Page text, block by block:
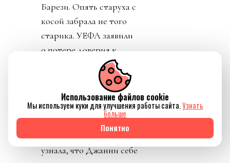
Барези. Опять старуха с
косой забрала не того
старика. УЕФА заявили
о потере доверия к
Инфантино. Как
говорится, Борман
понял, что проиграл. На
пятый день Инфантино
заявил, что план
отменяется. Пресса
узнала, что Джанни себе
Использование файлов cookie
Мы используем куки для улучшения работы сайта.Узнать
больше
Понятно